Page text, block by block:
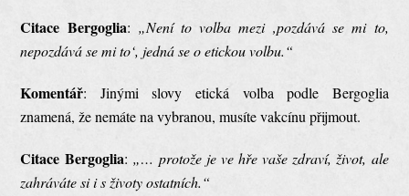
Citace Bergoglia: „Není to volba mezi ‚pozdává se mi to,
nepozdává se mi to‘, jedná se o etickou volbu.“
Komentář: Jinými slovy etická volba podle Bergoglia
znamená, že nemáte na vybranou, musíte vakcínu přijmout.
Citace Bergoglia: „… protože je ve hře vaše zdraví, život, ale
zahráváte si i s životy ostatních.“